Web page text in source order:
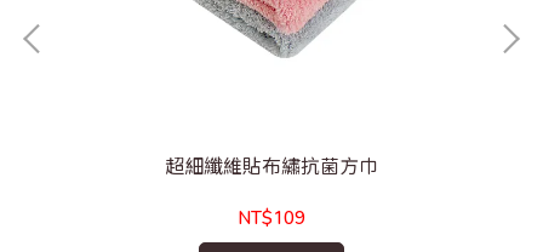
超細纖維貼布繡抗菌方巾
NT$109